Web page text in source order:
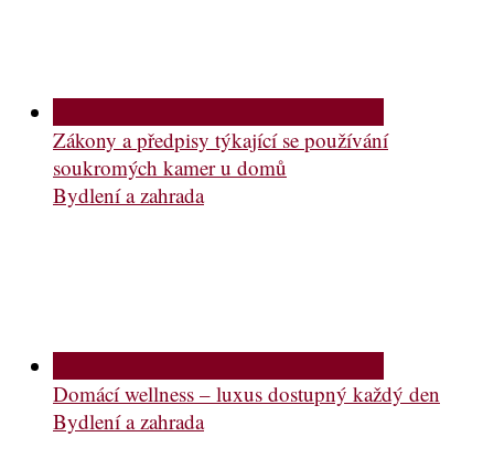
Zákony a předpisy týkající se používání
soukromých kamer u domů
Bydlení a zahrada
Domácí wellness – luxus dostupný každý den
Bydlení a zahrada